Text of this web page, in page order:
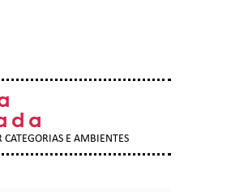
CATEGORIAS E AMBIENTES